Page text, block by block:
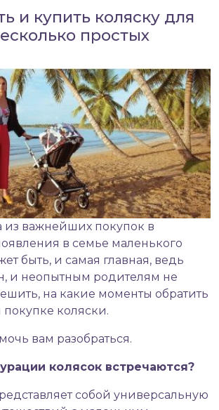
и купить коляску для
простых
из важнейших покупок в
в семье маленького
быть, и самая главная, ведь
и неопытным родителям не
на какие моменты обратить
покупке коляски.
вам разобраться.
колясок встречаются?
собой универсальную